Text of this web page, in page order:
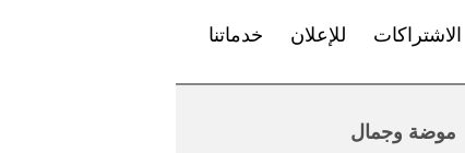
الاشتراكات للإعلان خدماتنا
موضة وجمال